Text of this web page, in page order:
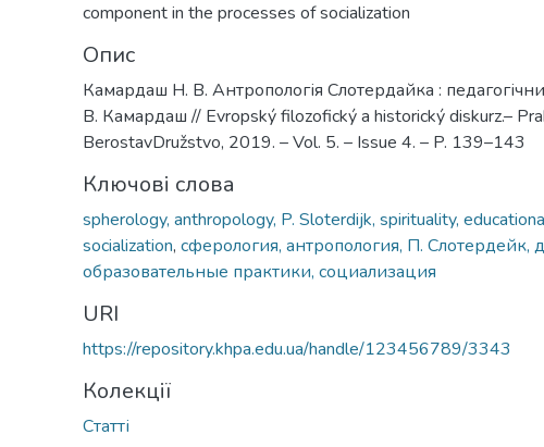
component in the processes of socialization
Опис
Камардаш Н. В. Антропологія Слотердайка :
В. Камардаш // Evropský filozofický a historický diskurz.–
BerostavDružstvo, 2019. – Vol. 5. – Issue 4. – P. 139–143
Ключові слова
spherology, anthropology, P. Sloterdijk, spirituality,
socialization, сферология, антропология, П. Слотердейк,
образовательные практики, социализация
URI
https://repository.khpa.edu.ua/handle/123456789/3343
Колекції
Статті